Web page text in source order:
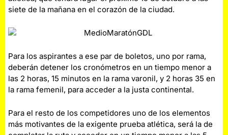
siete de la mañana en el corazón de la ciudad.
Para los aspirantes a ese par de boletos, uno por rama,
deberán detener los cronómetros en un tiempo menor a
las 2 horas, 15 minutos en la rama varonil, y 2 horas 35 en
la rama femenil, para acceder a la justa continental.
Para el resto de los competidores uno de los elementos
más motivantes de la exigente prueba atlética, será la de